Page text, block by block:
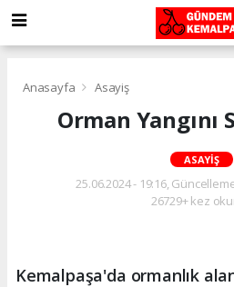
Anasayfa Asayiş
Orman Yangını
ASAYIŞ
25.06.2024 - 19:16,
26729+ kez
Kemalpaşa'da ormanlık